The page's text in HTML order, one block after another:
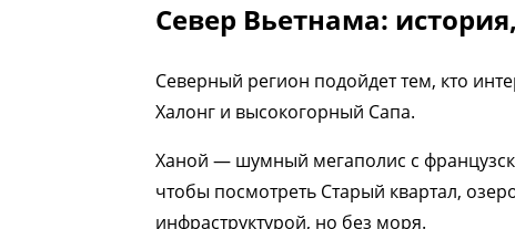
Север Вьетнама:
Северный регион подойдет тем, кто
Халонг и высокогорный Сапа.
Ханой — шумный мегаполис с
чтобы посмотреть Старый квартал,
инфраструктурой, но без моря.